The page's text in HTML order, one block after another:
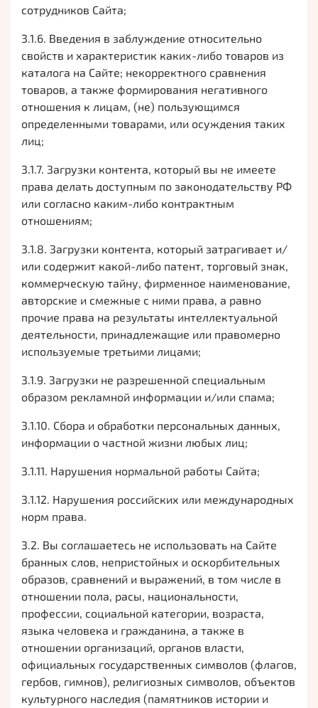
сотрудников Сайта;
3.1.6. Введения в заблуждение относительно
свойств и характеристик каких-либо товаров из
каталога на Сайте; некорректного сравнения
товаров, а также формирования негативного
отношения к лицам, (не) пользующимся
определенными товарами, или осуждения таких
лиц;
3.1.7. Загрузки контента, который вы не имеете
права делать доступным по законодательству РФ
или согласно каким-либо контрактным
отношениям;
3.1.8. Загрузки контента, который затрагивает и/
или содержит какой-либо патент, торговый знак,
коммерческую тайну, фирменное наименование,
авторские и смежные с ними права, а равно
прочие права на результаты интеллектуальной
деятельности, принадлежащие или правомерно
используемые третьими лицами;
3.1.9. Загрузки не разрешенной специальным
образом рекламной информации и/или спама;
3.1.10. Сбора и обработки персональных данных,
информации о частной жизни любых лиц;
3.1.11. Нарушения нормальной работы Сайта;
3.1.12. Нарушения российских или международных
норм права.
3.2. Вы соглашаетесь не использовать на Сайте
бранных слов, непристойных и оскорбительных
образов, сравнений и выражений, в том числе в
отношении пола, расы, национальности,
профессии, социальной категории, возраста,
языка человека и гражданина, а также в
отношении организаций, органов власти,
официальных государственных символов (флагов,
гербов, гимнов), религиозных символов, объектов
культурного наследия (памятников истории и